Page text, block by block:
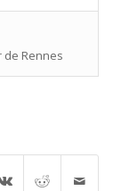
Rennes